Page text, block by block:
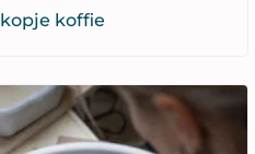
kopje koffie